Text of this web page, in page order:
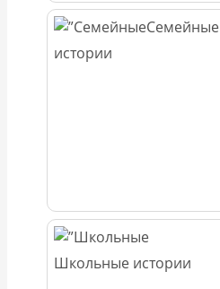
Семейные
истории
Школьные истории